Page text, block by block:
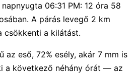
06:31 PM: 12 óra 58
A párás levegő 2 km
csökkenti a kilátást.
az eső, 72% esély, akár 7 mm is
a következő néhány órát — az